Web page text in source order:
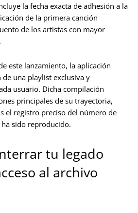
la fecha exacta de adhesión a la
de la primera canción
de los artistas con mayor
este lanzamiento, la aplicación
de una playlist exclusiva y
usuario. Dicha compilación
principales de su trayectoria,
el registro preciso del número de
sido reproducido.
tu legado
al archivo